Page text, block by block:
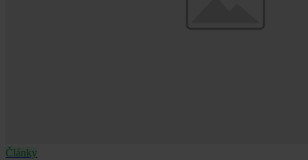
Články